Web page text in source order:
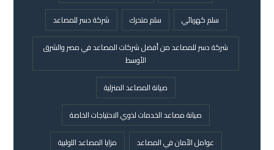
سلم كهربائي
سلم متحرك
شركة دسر للمصاعد
شركة دسر للمصاعد من أفضل شركات المصاعد في مصر والشرق
الأوسط
صيانة المصاعد المنزلية
صيانة مصاعد الخدمات لذوي الاحتياجات الخاصة
عوامل الأمان في المصاعد
مزايا المصاعد اللولبية